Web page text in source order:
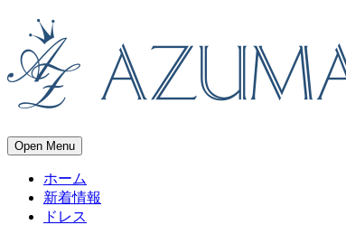
Open Menu
ホーム
新着情報
ドレス